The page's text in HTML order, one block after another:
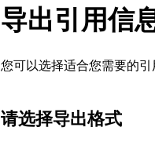
导出引用信
您可以选择适合您需要的引
请选择导出格式